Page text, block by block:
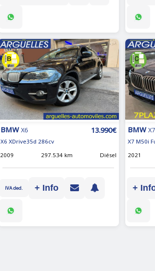
BMW X6 13.990€
X6 XDrive35d 286cv
2009
297.534 km Diésel
IVA ded. + Info
BMW X7
X7 M50i
2021
+